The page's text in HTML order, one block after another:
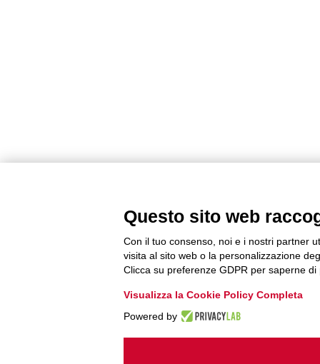
Questo sito web
Con il tuo consenso, noi e i nostri partner
visita al sito web o la personalizzazione
Clicca su preferenze GDPR per saperne di
Visualizza la Cookie Policy Completa
Powered by